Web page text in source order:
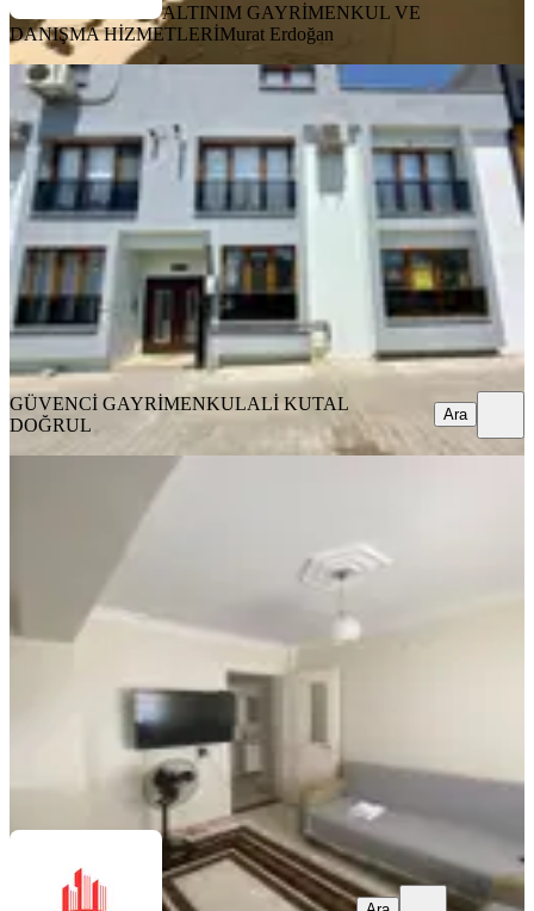
ALTINIM GAYRİMENKUL VE
DANIŞMA HİZMETLERİMurat Erdoğan
YENİ
Bergama Gaziosmanpaşa Fırsat
Satılık Sıfır 2+1 Daire
Bergama, Gaziosmanpaşa Mahallesi
·85 m²·Düz Giriş (Zemin) · 04.08.2026
3.750.000 ₺
GÜVENCİ GAYRİMENKULALİ KUTAL DOĞRUL
Ara
GÜVENCİ GAYRİMENKULALİ KUTAL
DOĞRUL
Ara
Zafer Mahallesi Satılık 4+1 Ters
Dublex
Bergama, Zafer Mahallesi
Cüneyt Ayas